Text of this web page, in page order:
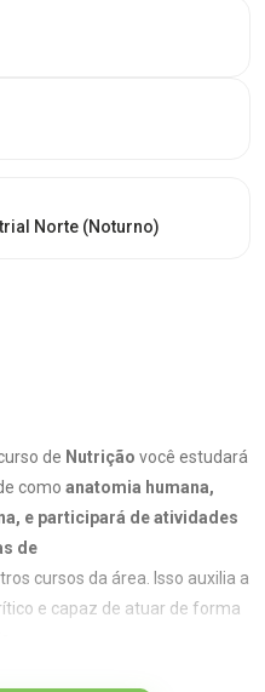
Norte (Noturno)
de Nutrição você estudará
como anatomia humana,
e participará de atividades
de
cursos da área.
Isso auxilia a
e capaz de atuar de forma